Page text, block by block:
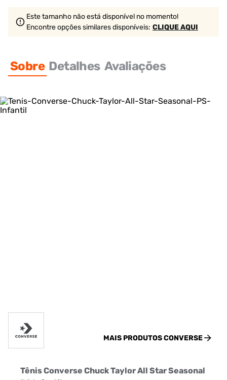
Este tamanho não está disponível no momento!
Encontre opções similaresdisponíveis: CLIQUE AQUI
Sobre Detalhes Avaliações
MAIS PRODUTOSCONVERSE
Tênis Converse Chuck Taylor All Star Seasonal